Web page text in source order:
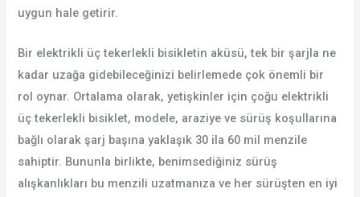
uygun hale getirir.
Bir elektrikli üç tekerlekli bisikletin aküsü, tek bir şarjla ne
kadar uzağa gidebileceğinizi belirlemede çok önemli bir
rol oynar. Ortalama olarak, yetişkinler için çoğu elektrikli
üç tekerlekli bisiklet, modele, araziye ve sürüş koşullarına
bağlı olarak şarj başına yaklaşık 30 ila 60 mil menzile
sahiptir. Bununla birlikte, benimsediğiniz sürüş
alışkanlıkları bu menzili uzatmanıza ve her sürüşten en iyi